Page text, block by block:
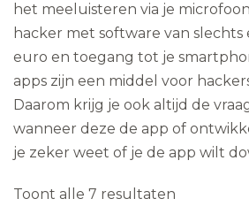
het meeluisteren via je
hacker met software van slechts
euro en toegang tot je
apps zijn een middel voor
Daarom krijg je ook altijd de
wanneer deze de app of
je zeker weet of je de app wilt
Toont alle 7 resultaten